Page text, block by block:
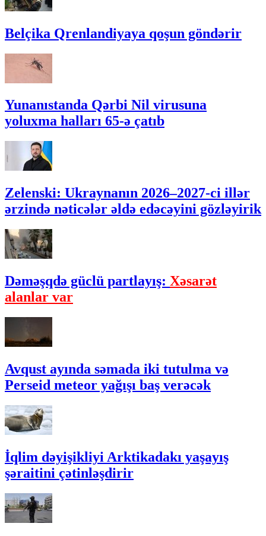
Belçika Qrenlandiyaya qoşun göndərir
Yunanıstanda Qərbi Nil virusuna
yoluxma halları 65-ə çatıb
Zelenski: Ukraynanın 2026–2027-ci illər
ərzində nəticələr əldə edəcəyini gözləyirik
Dəməşqdə güclü partlayış: Xəsarət
alanlar var
Avqust ayında səmada iki tutulma və
Perseid meteor yağışı baş verəcək
İqlim dəyişikliyi Arktikadakı yaşayış
şəraitini çətinləşdirir